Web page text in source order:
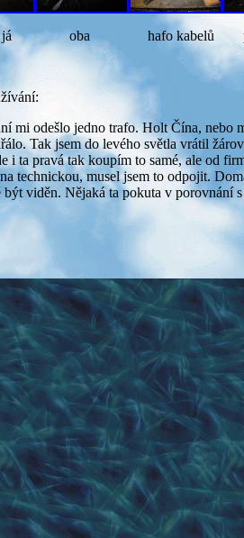
já oba hafo kabelů
mi odešlo jedno trafo. Holt Čína, nebo
Tak jsem do levého světla vrátil
i ta pravá tak koupím to samé, ale od
technickou, musel jsem to odpojit.
viděn. Nějaká ta pokuta v porovnání